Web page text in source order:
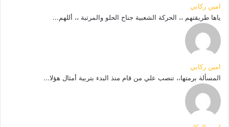
امين ركابي
ياها طريقتهم ،، الحركة الشعبية جناح الحلو والمرتبة ،، أللهم...
امين ركابي
المسألة برمتها،، تنصب علي من قام منذ البدء بتربية أمثال هؤلا...